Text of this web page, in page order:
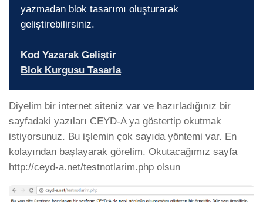
yazmadan blok tasarımı oluşturarak
geliştirebilirsiniz.
Kod Yazarak Geliştir
Blok Kurgusu Tasarla
Diyelim bir internet siteniz var ve hazırladığınız bir
sayfadaki yazıları CEYD-A ya göstertip okutmak
istiyorsunuz. Bu işlemin çok sayıda yöntemi var. En
kolayından başlayarak görelim. Okutacağımız sayfa
http://ceyd-a.net/testnotlarim.php olsun